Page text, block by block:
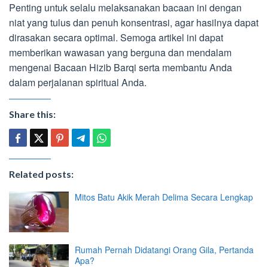
Penting untuk selalu melaksanakan bacaan ini dengan
niat yang tulus dan penuh konsentrasi, agar hasilnya dapat
dirasakan secara optimal. Semoga artikel ini dapat
memberikan wawasan yang berguna dan mendalam
mengenai Bacaan Hizib Barqi serta membantu Anda
dalam perjalanan spiritual Anda.
Share this:
Related posts:
Mitos Batu Akik Merah Delima Secara Lengkap
Rumah Pernah Didatangi Orang Gila, Pertanda
Apa?